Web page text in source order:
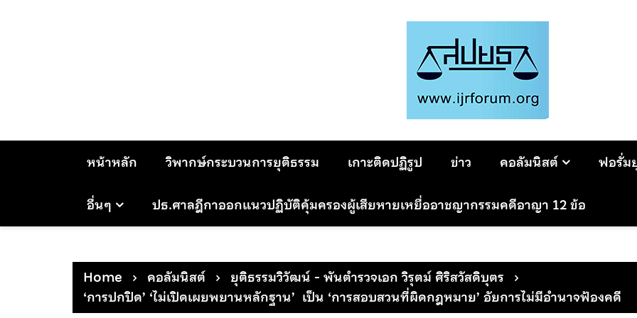
หน้าหลัก วิพากษ์กระบวนการยุติธรรม เกาะติดปฏิรูป ข่าว คอลัมนิสต์ ฟอรั่ม
อื่นๆ ปธ.ศาลฎีกาออกแนวปฏิบัติคุ้มครองผู้เสียหายเหยื่ออาชญากรรมคดีอาญา 12 ข้อ
Home คอลัมนิสต์
ยุติธรรมวิวัฒน์ - พันตำรวจเอก วิรุตม์ ศิริสวัสดิบุตร
‘การปกปิด’ ‘ไม่เปิดเผยพยานหลักฐาน’ เป็น ‘การสอบสวนที่ผิดกฎหมาย’ อัยการไม่มีอำนาจฟ้องคดี